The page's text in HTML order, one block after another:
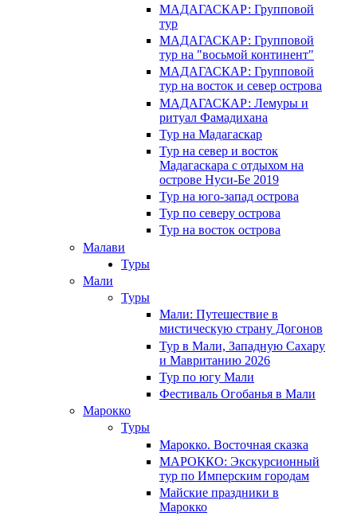
МАДАГАСКАР: Групповой
тур
МАДАГАСКАР: Групповой
тур на "восьмой континент"
МАДАГАСКАР: Групповой
тур на восток и север острова
МАДАГАСКАР: Лемуры и
ритуал Фамадихана
Тур на Мадагаскар
Тур на север и восток
Мадагаскара с отдыхом на
острове Нуси-Бе 2019
Тур на юго-запад острова
Тур по северу острова
Тур на восток острова
Малави
Туры
Мали
Туры
Мали: Путешествие в
мистическую страну Догонов
Тур в Мали, Западную Сахару
и Мавританию 2026
Тур по югу Мали
Фестиваль Огобанья в Мали
Марокко
Туры
Марокко. Восточная сказка
МАРОККО: Экскурсионный
тур по Имперским городам
Майские праздники в
Марокко